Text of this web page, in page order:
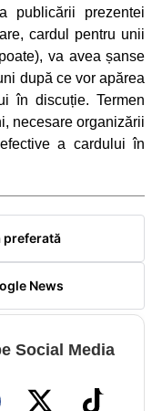
prezentei
cardul pentru unii
va avea șanse
după ce vor apărea
în discuție. Termen
necesare organizării
a cardului în
preferată
News
Social Media